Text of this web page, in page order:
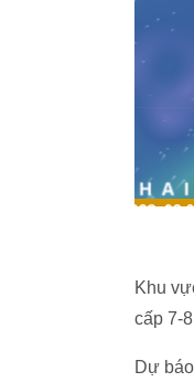
Khu
cấp 7-
Dự